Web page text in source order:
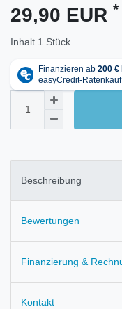
29,90 EUR *
Inhalt 1 Stück
Beschreibung
Bewertungen
Finanzierung &
Kontakt